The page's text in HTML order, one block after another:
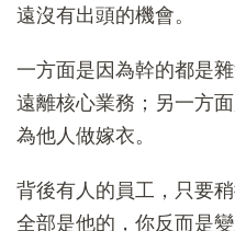
遠沒有出頭的機會。
一方面是因為幹的都是
遠離核心業務；另一方
為他人做嫁衣。
背後有人的員工，只要
全部是他的，你反而是變